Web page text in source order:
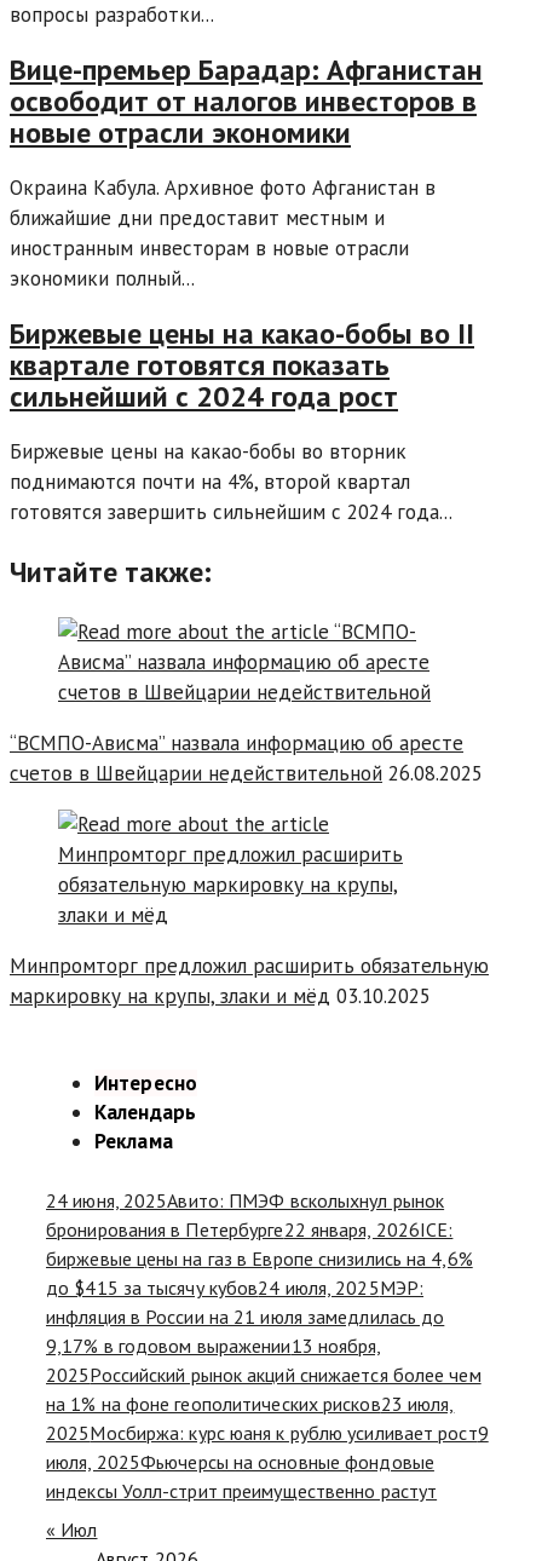
вопросы разработки...
Вице-премьер Барадар: Афганистан
освободит от налогов инвесторов в
новые отрасли экономики
Окраина Кабула. Архивное фото Афганистан в
ближайшие дни предоставит местным и
иностранным инвесторам в новые отрасли
экономики полный...
Биржевые цены на какао-бобы во II
квартале готовятся показать
сильнейший с 2024 года рост
Биржевые цены на какао-бобы во вторник
поднимаются почти на 4%, второй квартал
готовятся завершить сильнейшим с 2024 года...
Читайте также:
“ВСМПО-Ависма” назвала информацию об аресте
счетов в Швейцарии недействительной 26.08.2025
Минпромторг предложил расширить обязательную
маркировку на крупы, злаки и мёд 03.10.2025
Интересно
Календарь
Реклама
24 июня, 2025Авито: ПМЭФ всколыхнул рынок
бронирования в Петербурге22 января, 2026ICE:
биржевые цены на газ в Европе снизились на 4,6%
до $415 за тысячу кубов24 июля, 2025МЭР:
инфляция в России на 21 июля замедлилась до
9,17% в годовом выражении13 ноября,
2025Российский рынок акций снижается более чем
на 1% на фоне геополитических рисков23 июля,
2025Мосбиржа: курс юаня к рублю усиливает рост9
июля, 2025Фьючерсы на основные фондовые
индексы Уолл-стрит преимущественно растут
« Июл